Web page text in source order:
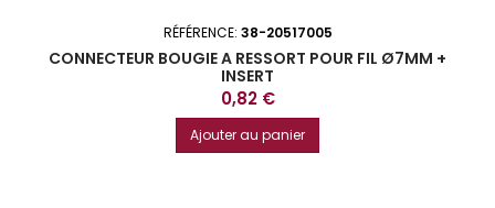
RÉFÉRENCE: 38-20517005
CONNECTEUR BOUGIE A RESSORT POUR FIL Ø7MM +
INSERT
Prix
0,82 €
Ajouter au panier